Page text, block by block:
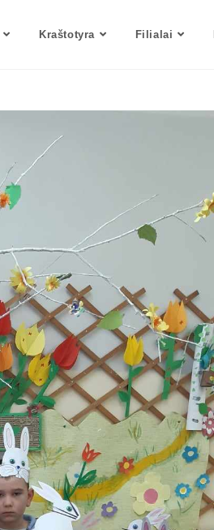
Kraštotyra Filialai